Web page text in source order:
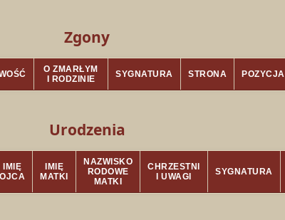
Zgony
O ZMARŁYM
I RODZINIE
SYGNATURA STRONA POZYCJA
Urodzenia
IMIĘ
OJCA
IMIĘ
MATKI
NAZWISKO
RODOWE
MATKI
CHRZESTNI
I UWAGI
SYGNATURA